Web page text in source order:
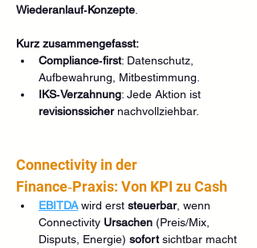
Wiederanlauf‑Konzepte
Kurz zusammengefasst:
Compliance‑first: Datenschutz,
Aufbewahrung, Mitbestimmung.
IKS‑Verzahnung: Jede Aktion ist
revisionssicher nachvollziehbar.
Connectivity in der
Finance‑Praxis: Von KPI zu Cash
EBITDA wird erst steuerbar, wenn
Connectivity Ursachen (Preis/Mix,
Disputs, Energie) sofort sichtbar macht